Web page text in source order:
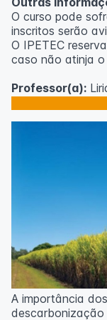
O curso pode
inscritos serão
O IPETEC
caso não atinja o
Professor(a):
A importância
descarbonização